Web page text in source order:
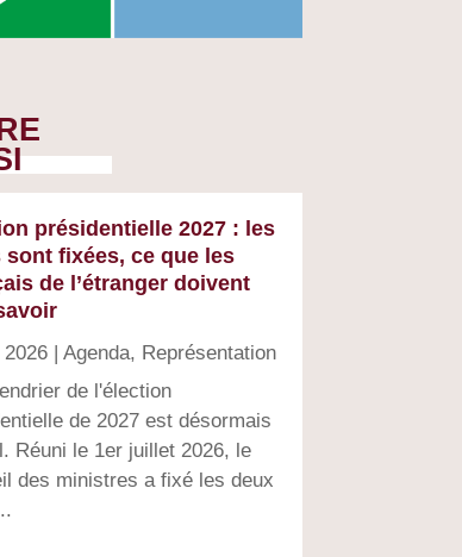
présidentielle 2027 : les
sont fixées, ce que les
de l’étranger doivent
| Agenda, Représentation
de l'élection
de 2027 est désormais
Réuni le 1er juillet 2026, le
des ministres a fixé les deux